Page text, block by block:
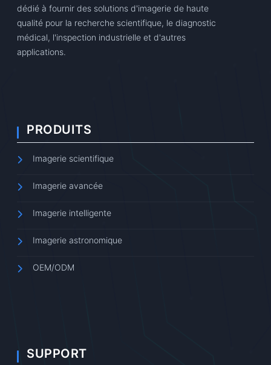
dédié à fournir des solutions d'imagerie de haute
qualité pour la recherche scientifique, le diagnostic
médical, l'inspection industrielle et d'autres
applications.
PRODUITS
Imagerie scientifique
Imagerie avancée
Imagerie intelligente
Imagerie astronomique
OEM/ODM
SUPPORT